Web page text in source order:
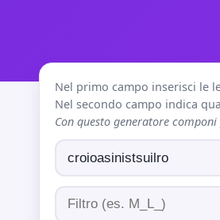
Nel primo campo inserisci le
Nel secondo campo indica
Con questo generatore